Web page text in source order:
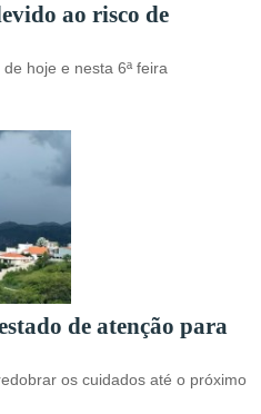
ao risco de
hoje e nesta 6ª feira
de atenção para
os cuidados até o próximo